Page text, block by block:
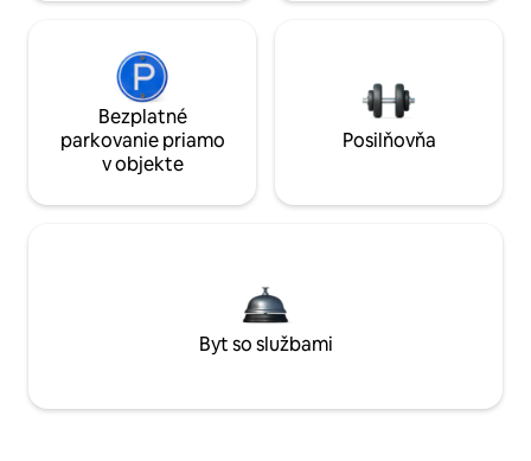
Bezplatné
parkovanie priamo
v objekte
Posilňovňa
Byt so službami